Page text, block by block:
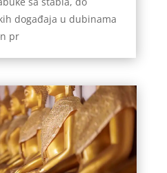
događaja u dubinama
pr